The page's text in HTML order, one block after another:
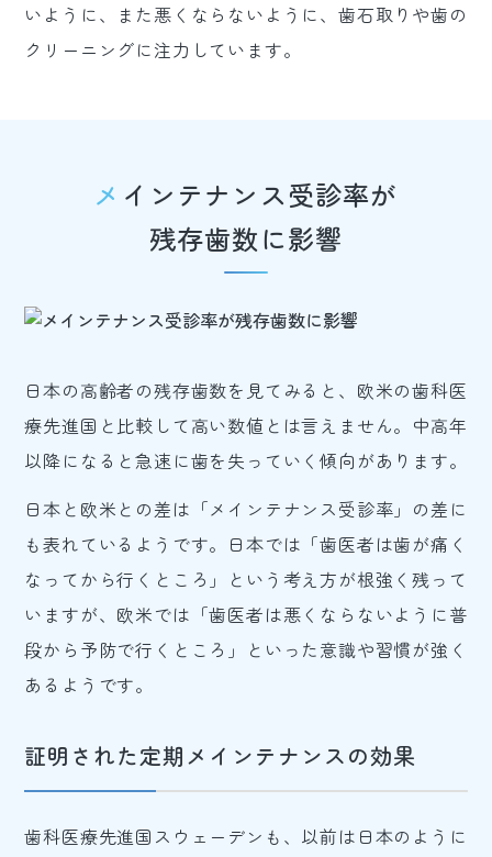
いように、また悪くならないように、歯石取りや歯の
クリーニングに注力しています。
メインテナンス受診率が
残存歯数に影響
日本の高齢者の残存歯数を見てみると、欧米の歯科医
療先進国と比較して高い数値とは言えません。中高年
以降になると急速に歯を失っていく傾向があります。
日本と欧米との差は「メインテナンス受診率」の差に
も表れているようです。日本では「歯医者は歯が痛く
なってから行くところ」という考え方が根強く残って
いますが、欧米では「歯医者は悪くならないように普
段から予防で行くところ」といった意識や習慣が強く
あるようです。
証明された定期メインテナンスの効果
歯科医療先進国スウェーデンも、以前は日本のように